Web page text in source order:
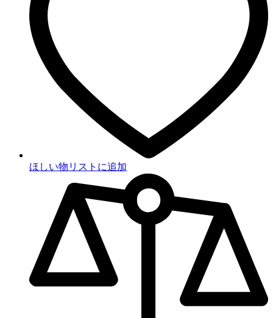
ほしい物リストに追加